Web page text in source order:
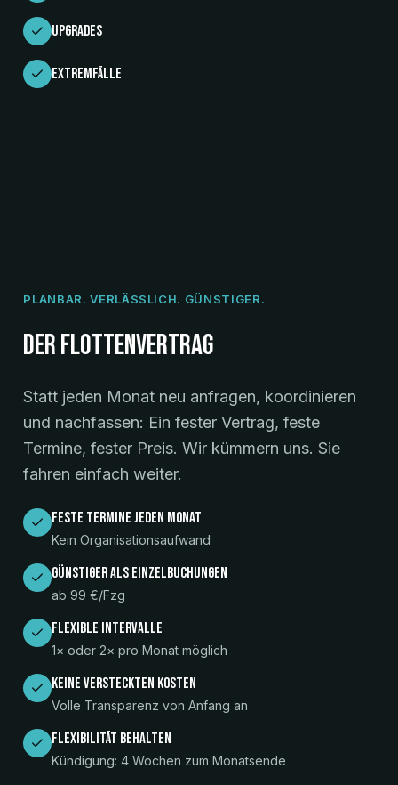
Upgrades
Extremfälle
PLANBAR. VERLÄSSLICH. GÜNSTIGER.
DER FLOTTENVERTRAG
Statt jeden Monat neu anfragen, koordinieren
und nachfassen: Ein fester Vertrag, feste
Termine, fester Preis. Wir kümmern uns. Sie
fahren einfach weiter.
Feste Termine jeden Monat
Kein Organisationsaufwand
Günstiger als Einzelbuchungen
ab 99 €/Fzg
Flexible Intervalle
1× oder 2× pro Monat möglich
Keine versteckten Kosten
Volle Transparenz von Anfang an
Flexibilität behalten
Kündigung: 4 Wochen zum Monatsende